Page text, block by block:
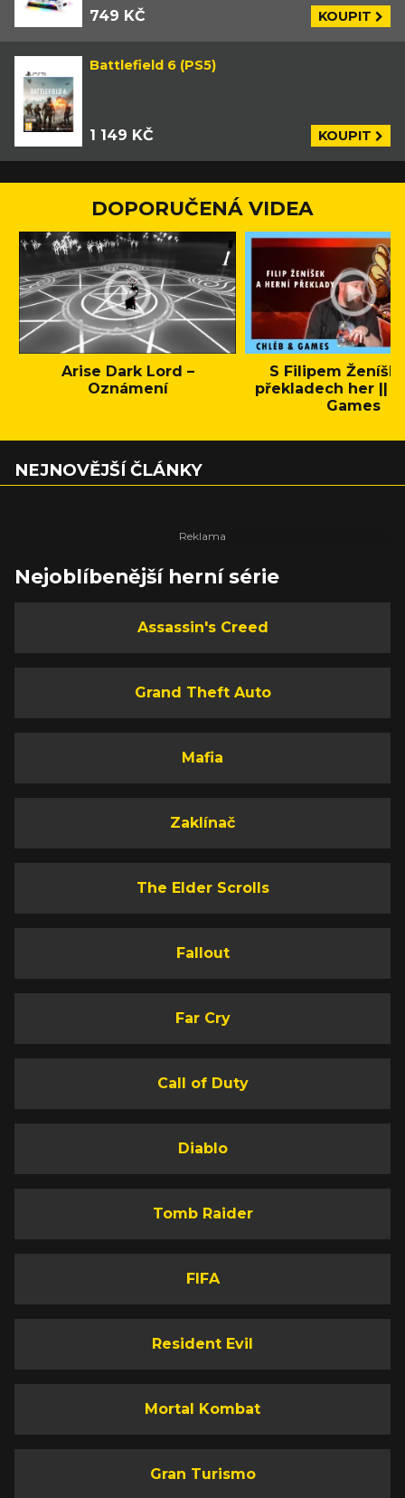
749 KČ KOUPIT
Battlefield 6 (PS5)
1 149 KČ KOUPIT
DOPORUČENÁ VIDEA
Arise Dark Lord –
Oznámení
S Filipem
překladech her ||
Games
NEJNOVĚJŠÍ ČLÁNKY
Nejoblíbenější herní série
Assassin's Creed
Grand Theft Auto
Mafia
Zaklínač
The Elder Scrolls
Fallout
Far Cry
Call of Duty
Diablo
Tomb Raider
FIFA
Resident Evil
Mortal Kombat
Gran Turismo